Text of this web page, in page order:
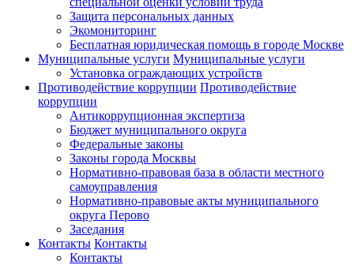
Защита персональных данных
Экомониторинг
Бесплатная юридическая помощь в городе Москве
Муниципальные услуги Муниципальные услуги
Установка ограждающих устройств
Противодействие коррупции Противодействие
коррупции
Антикоррупционная экспертиза
Бюджет муниципального округа
Федеральные законы
Законы города Москвы
Нормативно-правовая база в области местного
самоуправления
Нормативно-правовые акты муниципального
округа Перово
Заседания
Контакты Контакты
Контакты